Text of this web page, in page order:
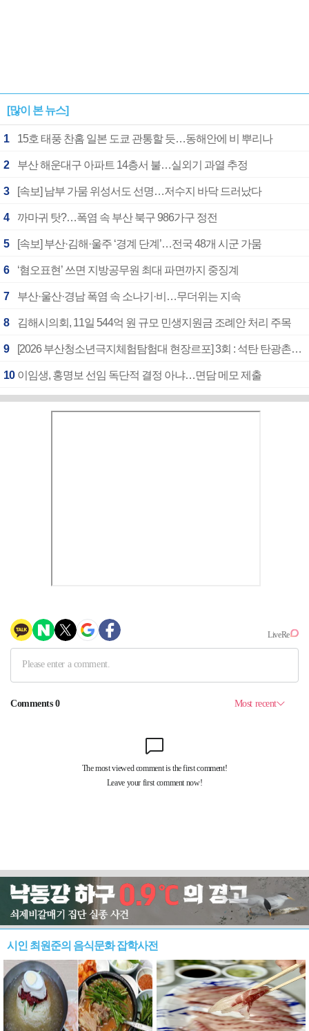
[많이 본 뉴스]
1 15호 태풍 찬홈 일본 도쿄 관통할 듯…동해안에 비 뿌리나
2 부산 해운대구 아파트 14층서 불…실외기 과열 추정
3 [속보] 남부 가뭄 위성서도 선명…저수지 바닥 드러났다
4 까마귀 탓?…폭염 속 부산 북구 986가구 정전
5 [속보] 부산·김해·울주 ‘경계 단계’…전국 48개 시군 가뭄
6 ‘혐오표현’ 쓰면 지방공무원 최대 파면까지 중징계
7 부산·울산·경남 폭염 속 소나기·비…무더위는 지속
8 김해시의회, 11일 544억 원 규모 민생지원금 조례안 처리 주목
9 [2026 부산청소년극지체험탐험대 현장르포] 3회 : 석탄 탄광촌에서 북극 연구의 중심지로
10 이임생, 홍명보 선임 독단적 결정 아냐…면담 메모 제출
시인 최원준의 음식문화 잡학사전